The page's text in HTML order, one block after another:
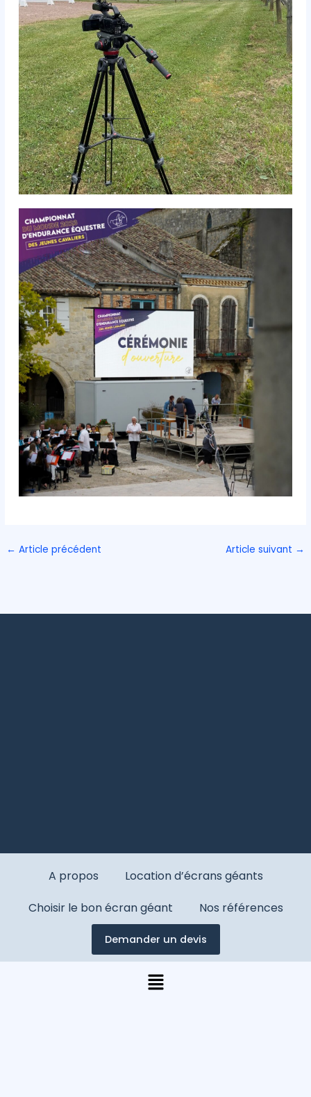
← Article précédent Article suivant →
A propos
Location d’écrans géants
Choisir le bon écran géant
Nos références
Demander un devis
Menu